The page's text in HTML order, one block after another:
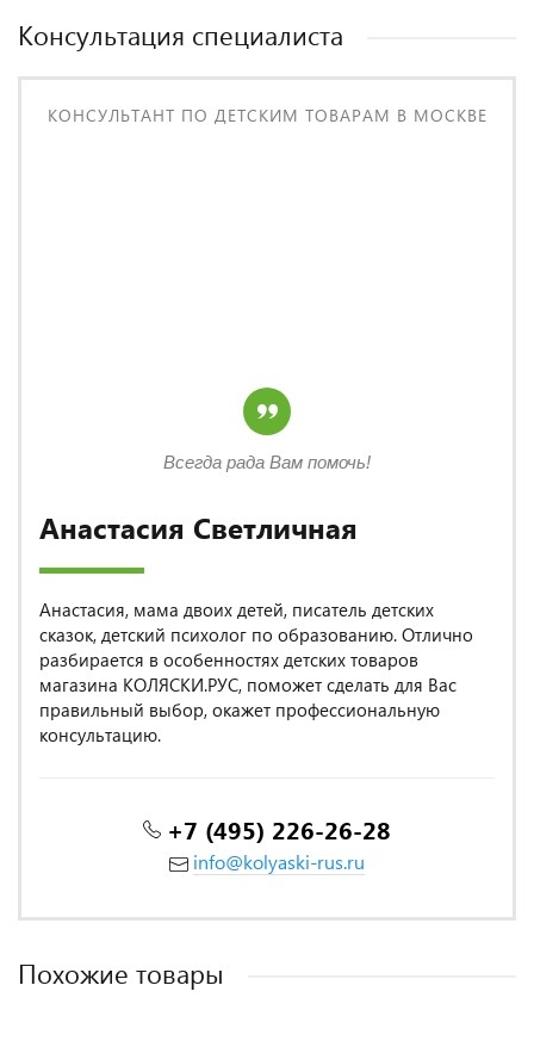
Консультация специалиста
КОНСУЛЬТАНТ ПО ДЕТСКИМ ТОВАРАМ В МОСКВЕ
Анастасия Светличная
Анастасия, мама двоих детей, писатель детских
сказок, детский психолог по образованию. Отлично
разбирается в особенностях детских товаров
магазина КОЛЯСКИ.РУС, поможет сделать для Вас
правильный выбор, окажет профессиональную
консультацию.
+7 (495) 226-26-28
info@kolyaski-rus.ru
Всегда рада Вам помочь!
Похожие товары